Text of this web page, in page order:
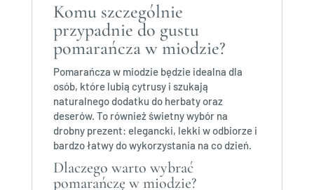
Komu szczególnie
przypadnie do gustu
pomarańcza w miodzie?
Pomarańcza w miodzie będzie idealna dla
osób, które lubią cytrusy i szukają
naturalnego dodatku do herbaty oraz
deserów. To również świetny wybór na
drobny prezent: elegancki, lekki w odbiorze i
bardzo łatwy do wykorzystania na co dzień.
Dlaczego warto wybrać
pomarańczę w miodzie?